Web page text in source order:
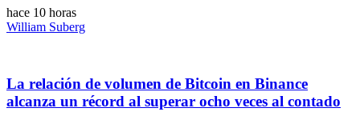
hace 10 horas
William Suberg
La relación de volumen de Bitcoin en Binance
alcanza un récord al superar ocho veces al contado